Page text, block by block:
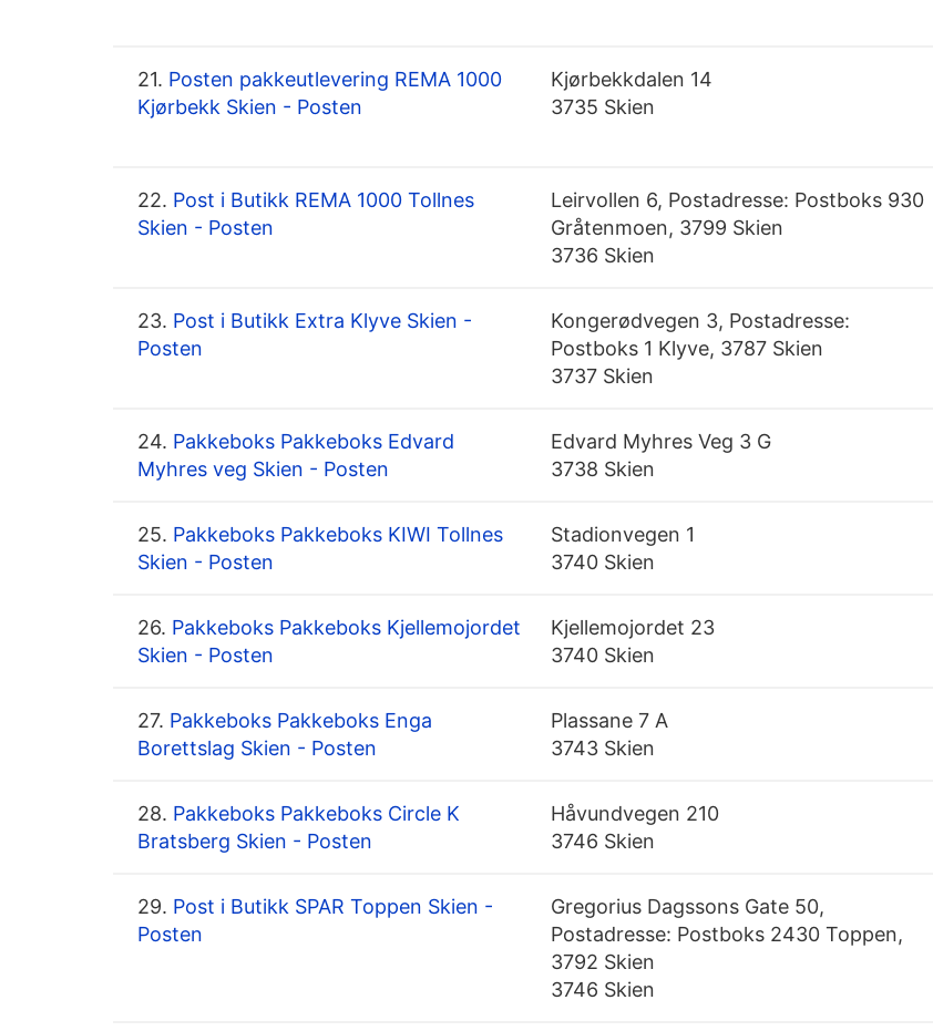
21. Posten pakkeutlevering REMA 1000
Kjørbekk Skien - Posten
Kjørbekkdalen 14
3735 Skien
22. Post i Butikk REMA 1000 Tollnes
Skien - Posten
Leirvollen 6, Postadresse: Postboks 930
Gråtenmoen, 3799 Skien
3736 Skien
23. Post i Butikk Extra Klyve Skien -
Posten
Kongerødvegen 3, Postadresse:
Postboks 1 Klyve, 3787 Skien
3737 Skien
24. Pakkeboks Pakkeboks Edvard
Myhres veg Skien - Posten
Edvard Myhres Veg 3 G
3738 Skien
25. Pakkeboks Pakkeboks KIWI Tollnes
Skien - Posten
Stadionvegen 1
3740 Skien
26. Pakkeboks Pakkeboks Kjellemojordet
Skien - Posten
Kjellemojordet 23
3740 Skien
27. Pakkeboks Pakkeboks Enga
Borettslag Skien - Posten
Plassane 7 A
3743 Skien
28. Pakkeboks Pakkeboks Circle K
Bratsberg Skien - Posten
Håvundvegen 210
3746 Skien
29. Post i Butikk SPAR Toppen Skien -
Posten
Gregorius Dagssons Gate 50,
Postadresse: Postboks 2430 Toppen,
3792 Skien
3746 Skien